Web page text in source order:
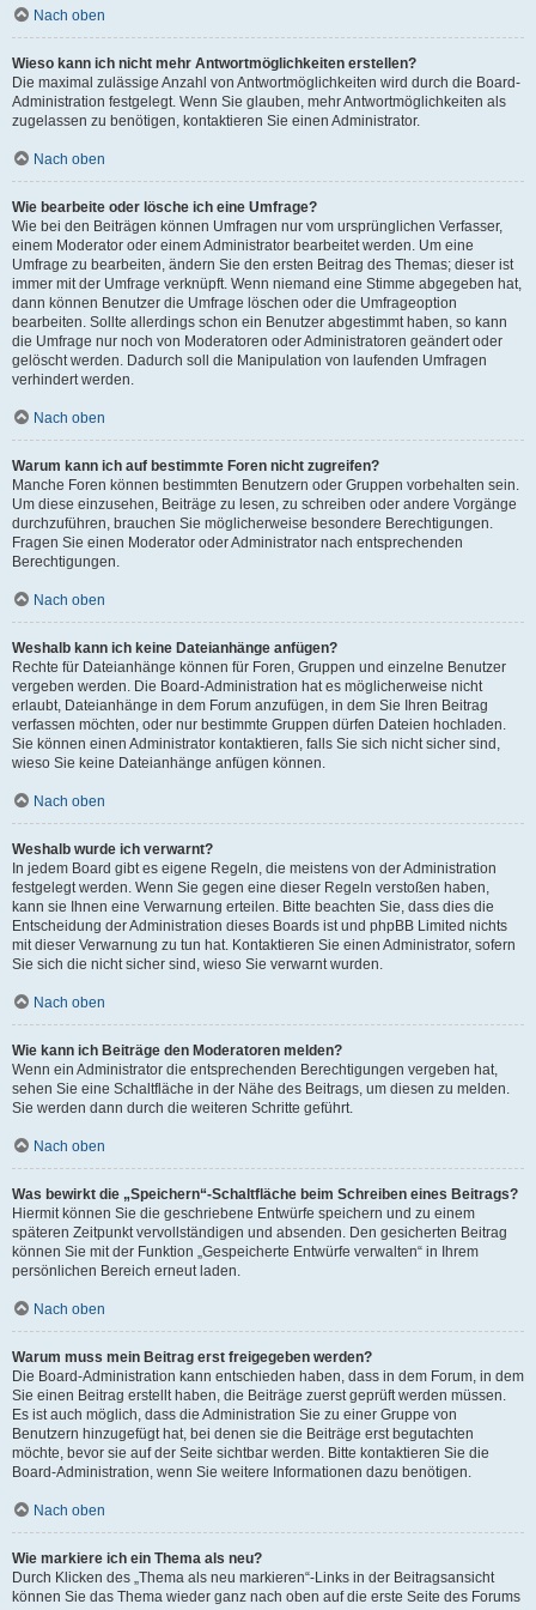
Nach oben
Wieso kann ich nicht mehr Antwortmöglichkeiten erstellen?
Die maximal zulässige Anzahl von Antwortmöglichkeiten wird durch die Board-
Administration festgelegt. Wenn Sie glauben, mehr Antwortmöglichkeiten als
zugelassen zu benötigen, kontaktieren Sie einen Administrator.
Nach oben
Wie bearbeite oder lösche ich eine Umfrage?
Wie bei den Beiträgen können Umfragen nur vom ursprünglichen Verfasser,
einem Moderator oder einem Administrator bearbeitet werden. Um eine
Umfrage zu bearbeiten, ändern Sie den ersten Beitrag des Themas; dieser ist
immer mit der Umfrage verknüpft. Wenn niemand eine Stimme abgegeben hat,
dann können Benutzer die Umfrage löschen oder die Umfrageoption
bearbeiten. Sollte allerdings schon ein Benutzer abgestimmt haben, so kann
die Umfrage nur noch von Moderatoren oder Administratoren geändert oder
gelöscht werden. Dadurch soll die Manipulation von laufenden Umfragen
verhindert werden.
Nach oben
Warum kann ich auf bestimmte Foren nicht zugreifen?
Manche Foren können bestimmten Benutzern oder Gruppen vorbehalten sein.
Um diese einzusehen, Beiträge zu lesen, zu schreiben oder andere Vorgänge
durchzuführen, brauchen Sie möglicherweise besondere Berechtigungen.
Fragen Sie einen Moderator oder Administrator nach entsprechenden
Berechtigungen.
Nach oben
Weshalb kann ich keine Dateianhänge anfügen?
Rechte für Dateianhänge können für Foren, Gruppen und einzelne Benutzer
vergeben werden. Die Board-Administration hat es möglicherweise nicht
erlaubt, Dateianhänge in dem Forum anzufügen, in dem Sie Ihren Beitrag
verfassen möchten, oder nur bestimmte Gruppen dürfen Dateien hochladen.
Sie können einen Administrator kontaktieren, falls Sie sich nicht sicher sind,
wieso Sie keine Dateianhänge anfügen können.
Nach oben
Weshalb wurde ich verwarnt?
In jedem Board gibt es eigene Regeln, die meistens von der Administration
festgelegt werden. Wenn Sie gegen eine dieser Regeln verstoßen haben,
kann sie Ihnen eine Verwarnung erteilen. Bitte beachten Sie, dass dies die
Entscheidung der Administration dieses Boards ist und phpBB Limited nichts
mit dieser Verwarnung zu tun hat. Kontaktieren Sie einen Administrator, sofern
Sie sich die nicht sicher sind, wieso Sie verwarnt wurden.
Nach oben
Wie kann ich Beiträge den Moderatoren melden?
Wenn ein Administrator die entsprechenden Berechtigungen vergeben hat,
sehen Sie eine Schaltfläche in der Nähe des Beitrags, um diesen zu melden.
Sie werden dann durch die weiteren Schritte geführt.
Nach oben
Was bewirkt die „Speichern“-Schaltfläche beim Schreiben eines Beitrags?
Hiermit können Sie die geschriebene Entwürfe speichern und zu einem
späteren Zeitpunkt vervollständigen und absenden. Den gesicherten Beitrag
können Sie mit der Funktion „Gespeicherte Entwürfe verwalten“ in Ihrem
persönlichen Bereich erneut laden.
Nach oben
Warum muss mein Beitrag erst freigegeben werden?
Die Board-Administration kann entschieden haben, dass in dem Forum, in dem
Sie einen Beitrag erstellt haben, die Beiträge zuerst geprüft werden müssen.
Es ist auch möglich, dass die Administration Sie zu einer Gruppe von
Benutzern hinzugefügt hat, bei denen sie die Beiträge erst begutachten
möchte, bevor sie auf der Seite sichtbar werden. Bitte kontaktieren Sie die
Board-Administration, wenn Sie weitere Informationen dazu benötigen.
Nach oben
Wie markiere ich ein Thema als neu?
Durch Klicken des „Thema als neu markieren“-Links in der Beitragsansicht
können Sie das Thema wieder ganz nach oben auf die erste Seite des Forums